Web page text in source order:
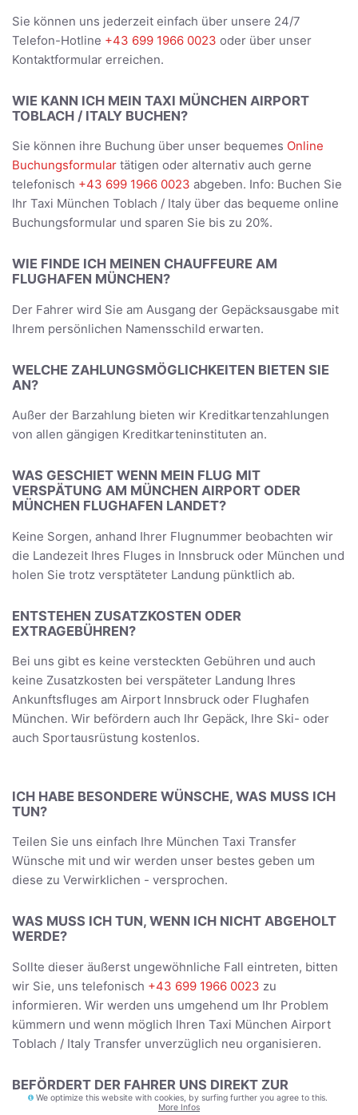
Sie können uns jederzeit einfach über unsere 24/7
Telefon-Hotline +43 699 1966 0023 oder über unser
Kontaktformular erreichen.
WIE KANN ICH MEIN TAXI MÜNCHEN AIRPORT
TOBLACH / ITALY BUCHEN?
Sie können ihre Buchung über unser bequemes Online
Buchungsformular tätigen oder alternativ auch gerne
telefonisch +43 699 1966 0023 abgeben. Info: Buchen Sie
Ihr Taxi München Toblach / Italy über das bequeme online
Buchungsformular und sparen Sie bis zu 20%.
WIE FINDE ICH MEINEN CHAUFFEURE AM
FLUGHAFEN MÜNCHEN?
Der Fahrer wird Sie am Ausgang der Gepäcksausgabe mit
Ihrem persönlichen Namensschild erwarten.
WELCHE ZAHLUNGSMÖGLICHKEITEN BIETEN SIE
AN?
Außer der Barzahlung bieten wir Kreditkartenzahlungen
von allen gängigen Kreditkarteninstituten an.
WAS GESCHIET WENN MEIN FLUG MIT
VERSPÄTUNG AM MÜNCHEN AIRPORT ODER
MÜNCHEN FLUGHAFEN LANDET?
Keine Sorgen, anhand Ihrer Flugnummer beobachten wir
die Landezeit Ihres Fluges in Innsbruck oder München und
holen Sie trotz versptäteter Landung pünktlich ab.
ENTSTEHEN ZUSATZKOSTEN ODER
EXTRAGEBÜHREN?
Bei uns gibt es keine versteckten Gebühren und auch
keine Zusatzkosten bei verspäteter Landung Ihres
Ankunftsfluges am Airport Innsbruck oder Flughafen
München. Wir befördern auch Ihr Gepäck, Ihre Ski- oder
auch Sportausrüstung kostenlos.
ICH HABE BESONDERE WÜNSCHE, WAS MUSS ICH
TUN?
Teilen Sie uns einfach Ihre München Taxi Transfer
Wünsche mit und wir werden unser bestes geben um
diese zu Verwirklichen - versprochen.
WAS MUSS ICH TUN, WENN ICH NICHT ABGEHOLT
WERDE?
Sollte dieser äußerst ungewöhnliche Fall eintreten, bitten
wir Sie, uns telefonisch +43 699 1966 0023 zu
informieren. Wir werden uns umgehend um Ihr Problem
kümmern und wenn möglich Ihren Taxi München Airport
Toblach / Italy Transfer unverzüglich neu organisieren.
BEFÖRDERT DER FAHRER UNS DIREKT ZUR
UNTERKUNFT?
We optimize this website with cookies, by surfing further you agree to this.
More Infos